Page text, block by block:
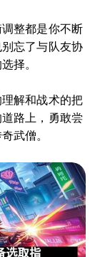
整都是你不断
忘了与队友协
择。
解和战术的把
路上，勇敢尝
武僧。